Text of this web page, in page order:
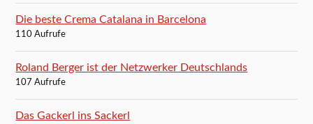
Die beste Crema Catalana in Barcelona
110 Aufrufe
Roland Berger ist der Netzwerker Deutschlands
107 Aufrufe
Das Gackerl ins Sackerl